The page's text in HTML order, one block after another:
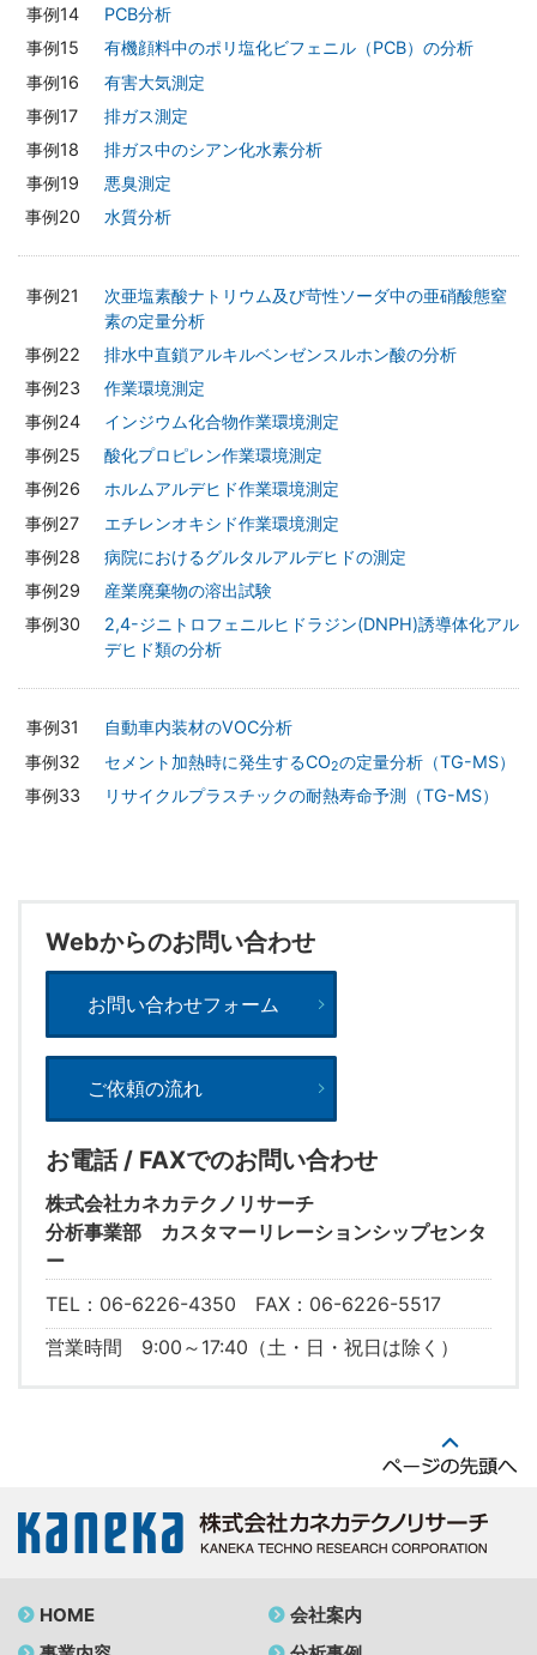
PCB分析
有機顔料中のポリ塩化ビフェニル（PCB）の分析
有害大気測定
排ガス測定
排ガス中のシアン化水素分析
悪臭測定
水質分析
次亜塩素酸ナトリウム及び苛性ソーダ中の亜硝酸態窒
素の定量分析
排水中直鎖アルキルベンゼンスルホン酸の分析
作業環境測定
インジウム化合物作業環境測定
酸化プロピレン作業環境測定
ホルムアルデヒド作業環境測定
エチレンオキシド作業環境測定
病院におけるグルタルアルデヒドの測定
産業廃棄物の溶出試験
2,4-ジニトロフェニルヒドラジン(DNPH)誘導体化アル
デヒド類の分析
自動車内装材のVOC分析
セメント加熱時に発生するCO2の定量分析（TG-MS）
リサイクルプラスチックの耐熱寿命予測（TG-MS）
Webからのお問い合わせ
お問い合わせフォーム
ご依頼の流れ
お電話 / FAXでのお問い合わせ
株式会社カネカテクノリサーチ
分析事業部 カスタマーリレーションシップセンタ
ー
TEL：06-6226-4350 FAX：06-6226-5517
営業時間 9:00～17:40（土・日・祝日は除く）
HOME
会社案内